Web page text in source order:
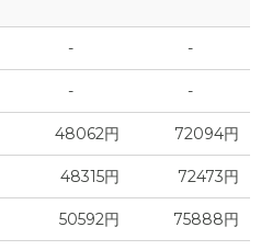
- -
- -
48062円 72094円
48315円 72473円
50592円 75888円